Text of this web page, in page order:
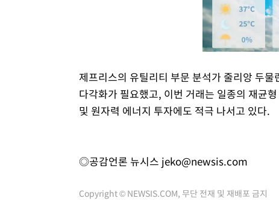
제프리스의 유틸리티 부문 분석가 줄리앙 두
다각화가 필요했고, 이번 거래는 일종의 재균
및 원자력 에너지 투자에도 적극 나서고 있다.
◎공감언론 뉴시스 jeko@newsis.com
Copyright © NEWSIS.COM, 무단 전재 및 재배포 금지